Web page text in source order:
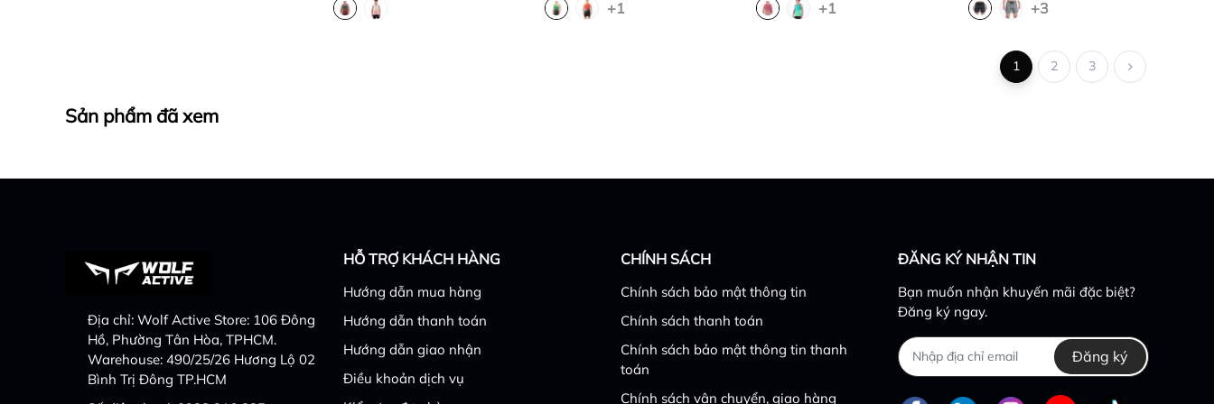
+1
+1
+3
1 2 3
Sản phẩm đã xem
Địa chỉ: Wolf Active Store: 106 Đông
Hồ, Phường Tân Hòa, TPHCM.
Warehouse: 490/25/26 Hương Lộ 02
Bình Trị Đông TP.HCM
HỖ TRỢ KHÁCH HÀNG
Hướng dẫn mua hàng
Hướng dẫn thanh toán
Hướng dẫn giao nhận
Điều khoản dịch vụ
CHÍNH SÁCH
Chính sách bảo mật thông tin
Chính sách thanh toán
Chính sách bảo mật thông tin thanh
toán
Chính sách vận chuyển, giao hàng
ĐĂNG KÝ NHẬN TIN
Bạn muốn nhận khuyến mãi đặc biệt?
Đăng ký ngay.
Đăng ký